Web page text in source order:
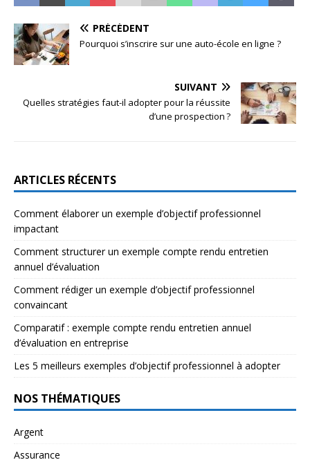
PRÉCÉDENT
Pourquoi s’inscrire sur une auto-école en ligne ?
SUIVANT
Quelles stratégies faut-il adopter pour la réussite
d’une prospection ?
ARTICLES RÉCENTS
Comment élaborer un exemple d’objectif professionnel
impactant
Comment structurer un exemple compte rendu entretien
annuel d’évaluation
Comment rédiger un exemple d’objectif professionnel
convaincant
Comparatif : exemple compte rendu entretien annuel
d’évaluation en entreprise
Les 5 meilleurs exemples d’objectif professionnel à adopter
NOS THÉMATIQUES
Argent
Assurance